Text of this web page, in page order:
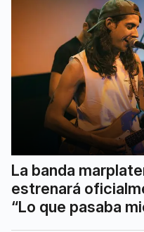
La banda
estrenará
“Lo que pasaba